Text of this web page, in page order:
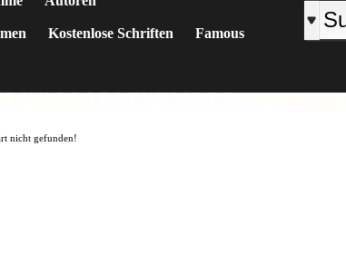
Kostenlose Schriften
Famous
L M N O P Q R S T U V W X Y Z #
nicht gefunden!